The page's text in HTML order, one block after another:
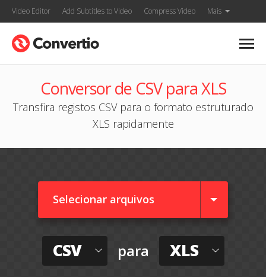
Video Editor Add Subtitles to Video Compress Video Mais
Conversor de CSV para XLS
Transfira registos CSV para o formato estruturado
XLS rapidamente
Selecionar arquivos
CSV para XLS